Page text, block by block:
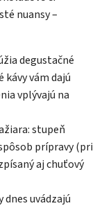
nuansy –
degustačné
vám dajú
vplývajú na
stupeň
prípravy (pri
aj chuťový
uvádzajú
Odoslať